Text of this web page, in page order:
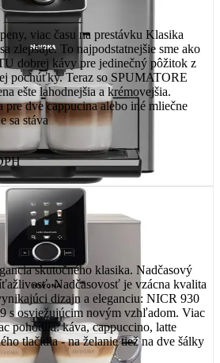
viac času na prestávku Klasika
zlepšuje. To najpodstatnejšie sme ako
dobrej kávy pre jedinečný pôžitok z
pochúťky. Teraz so SPUMATORE
ešte lahodnejšia a krémovejšia.
pre dve cappucina alebo iné mliečne
sa stáva
skutočného klasika. Nadčasový
Nadčasovosť je vzácna kvalita
dizajn a eleganciu: NICR 930
s osviežujúcim novým vzhľadom. Viac
pohodlia: káva, cappuccino, latte
tlačidla - na želanie tiež na dve šálky